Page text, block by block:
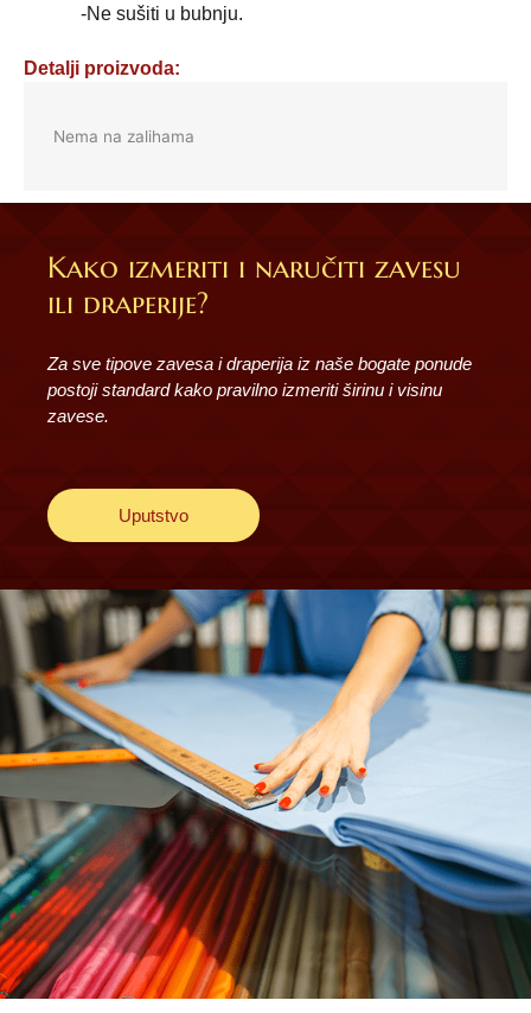
-Ne sušiti u bubnju.
Detalji proizvoda:
Nema na zalihama
Kako izmeriti i naručiti zavesu
ili draperije?
Za sve tipove zavesa i draperija iz naše bogate ponude
postoji standard kako pravilno izmeriti širinu i visinu
zavese.
Uputstvo